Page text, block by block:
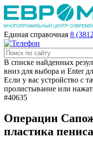
Единая справочная 8
В списке найденных
вниз для выбора и Enter
Если у вас устройство с
пролистывание или
#40635
Операции
пластика